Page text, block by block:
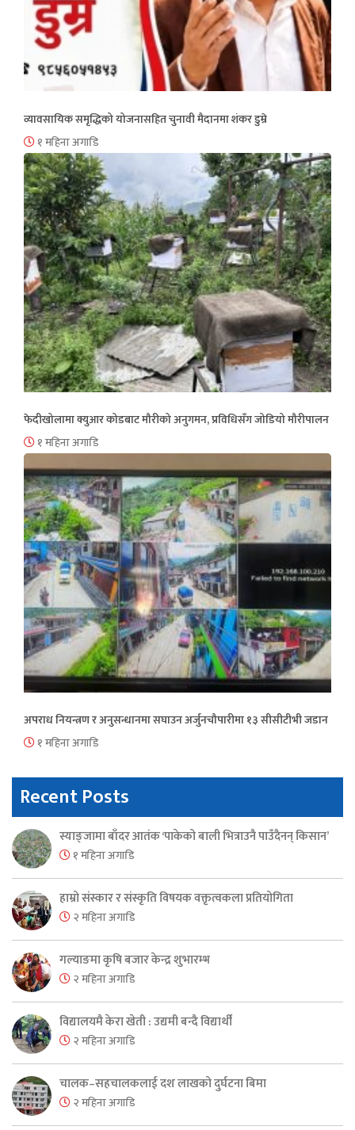
व्यावसायिक समृद्धिको योजनासहित चुनावी मैदानमा शंकर डुम्रे
१ महिना अगाडि
फेदीखोलामा क्युआर कोडबाट मौरीको अनुगमन, प्रविधिसँग जोडियो मौरीपालन
१ महिना अगाडि
अपराध नियन्त्रण र अनुसन्धानमा सघाउन अर्जुनचौपारीमा १३ सीसीटीभी जडान
१ महिना अगाडि
Recent Posts
स्याङ्जामा बाँदर आतंक ‘पाकेको बाली भित्राउनै पाउँदैनन् किसान’
१ महिना अगाडि
हाम्रो संस्कार र संस्कृति विषयक वक्तृत्वकला प्रतियोगिता
२ महिना अगाडि
गल्याङमा कृषि बजार केन्द्र शुभारम्भ
२ महिना अगाडि
विद्यालयमै केरा खेती : उद्यमी बन्दै विद्यार्थी
२ महिना अगाडि
चालक–सहचालकलाई दश लाखको दुर्घटना बिमा
२ महिना अगाडि